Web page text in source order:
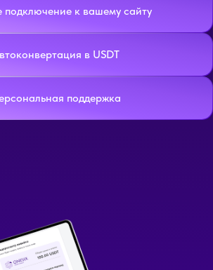
подключение к вашему сайту
в USDT
поддержка